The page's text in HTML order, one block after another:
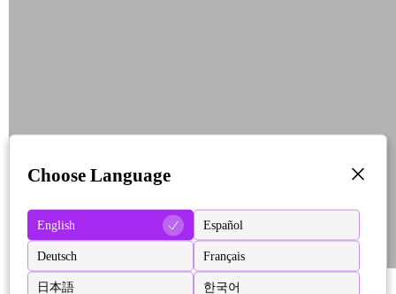
Choose Language
English Español
Deutsch Français
日本語 한국어